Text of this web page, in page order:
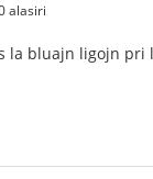
alasiri
la bluajn ligojn pri